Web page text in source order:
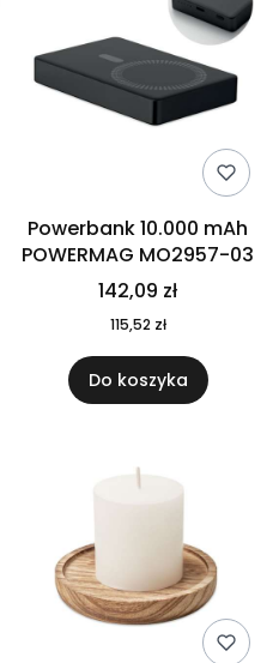
Powerbank 10.000 mAh
POWERMAG MO2957-03
142,09 zł
115,52 zł
Do koszyka